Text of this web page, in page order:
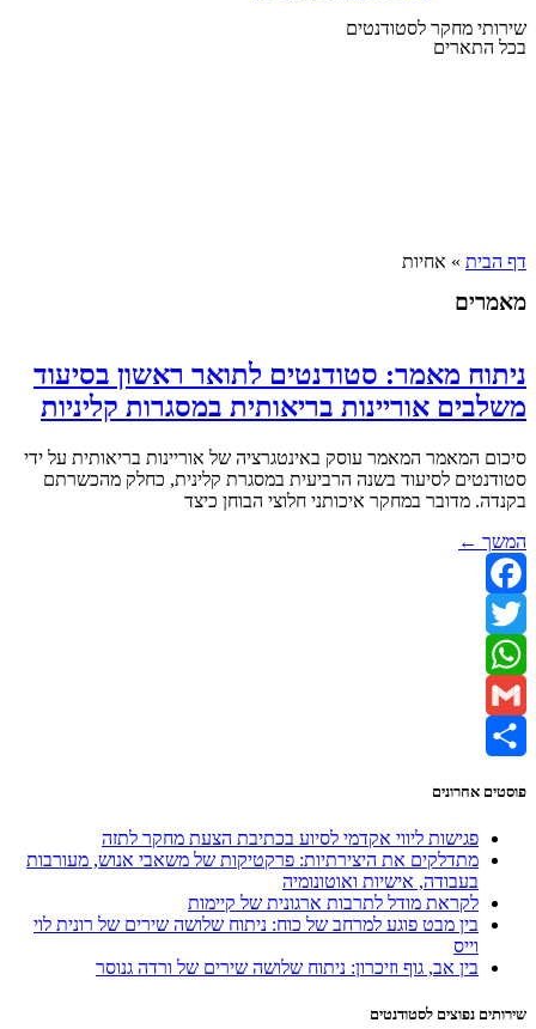
שירותי מחקר לסטודנטים
בכל התארים
דף הבית » אחיות
מאמרים
ניתוח מאמר: סטודנטים לתואר ראשון בסיעוד
משלבים אוריינות בריאותית במסגרות קליניות
סיכום המאמר המאמר עוסק באינטגרציה של אוריינות בריאותית על ידי
סטודנטים לסיעוד בשנה הרביעית במסגרת קלינית, כחלק מהכשרתם
בקנדה. מדובר במחקר איכותני חלוצי הבוחן כיצד
המשך ←
Facebook
Twitter
WhatsApp
Gmail
פוסטים אחרונים
פגישות ליווי אקדמי לסיוע בכתיבת הצעת מחקר לתזה
מתדלקים את היצירתיות: פרקטיקות של משאבי אנוש, מעורבות
בעבודה, אישיות ואוטונומיה
לקראת מודל לתרבות ארגונית של קיימות
בין מבט פוגע למרחב של כוח: ניתוח שלושה שירים של רונית לוי
וייס
בין אב, גוף וזיכרון: ניתוח שלושה שירים של ורדה גנוסר
שירותים נפוצים לסטודנטים